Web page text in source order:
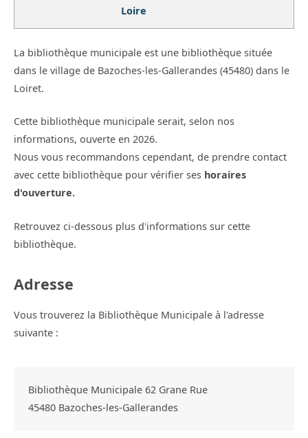
Loire
La bibliothèque municipale est une bibliothèque située
dans le village de Bazoches-les-Gallerandes (45480) dans le
Loiret.
Cette bibliothèque municipale serait, selon nos
informations, ouverte en 2026.
Nous vous recommandons cependant, de prendre contact
avec cette bibliothèque pour vérifier ses horaires
d'ouverture.
Retrouvez ci-dessous plus d'informations sur cette
bibliothèque.
Adresse
Vous trouverez la Bibliothèque Municipale à l'adresse
suivante :
Bibliothèque Municipale 62 Grane Rue
45480 Bazoches-les-Gallerandes